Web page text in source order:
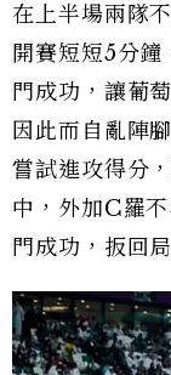
在上半場兩隊
開賽短短5分
門成功，讓葡
因此而自亂陣
嘗試進攻得分
中，外加C羅
門成功，扳回